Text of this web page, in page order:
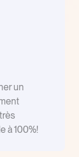
un
à 100%!